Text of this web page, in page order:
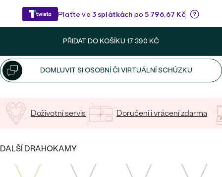
Nejprodávanější
snubní prsteny
PROHLÉDNOUT
DRAHOKAM
DLE MATERIÁLU
ZLATO
STŘÍBRO
S DRAHOKAMY
S LAB-GROWN DIAMANTY
S PERLAMI
PERSONALIZOVANÉ
SYMBOLICKÉ
MINIMALISTICKÉ
CENOVĚ DOSTUPNÉ
CENOVĚ DOSTUPNÉ
LUXUSNÍ
PŘIDAT DO KOŠÍKU 17 390 KČ
DOMLUVIT SI OSOBNÍ ČI VIRTUÁLNÍ SCHŮZKU
Doživotní servis Doručení i vrácení zdarma
DALŠÍ DRAHOKAMY